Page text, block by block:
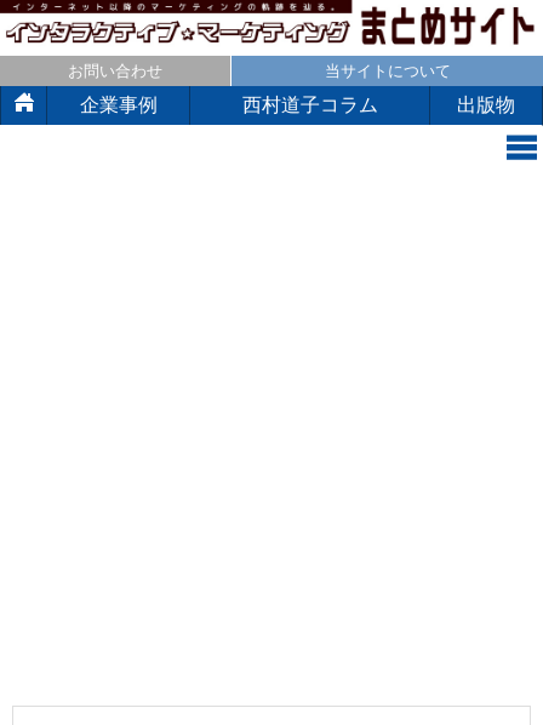
お問い合わせ 当サイトについて
企業事例 西村道子コラム 出版物